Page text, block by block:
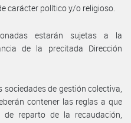
carácter político y/o religioso.
estarán sujetas a la
de la precitada Dirección
sociedades de gestión colectiva,
contener las reglas a que
reparto de la recaudación,